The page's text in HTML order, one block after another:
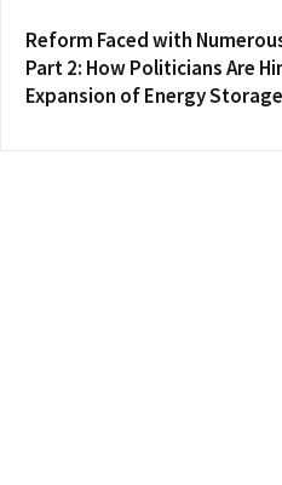
Reform Faced with
Part 2: How Politicians Are
Expansion of Energy Storage